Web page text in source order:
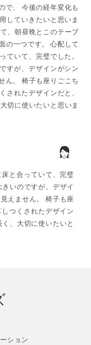
で、 今後の経年変化も
していきたいと思いま
、朝昼晩とこのテーブ
の一つです。 心配して
ていて、完璧でした。
すが、デザインがシン
ん。 椅子も座りごこち
されたデザインだと、
切に使いたいと思いま
と合っていて、完璧
いのですが、デザイ
えません。 椅子も座
つくされたデザイン
、大切に使いたいと
ション